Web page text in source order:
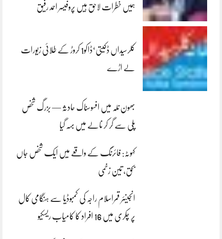
ہمیں خطرات لاحق ہیں پروفیسر احمد رفیق
کلرسیداں ڈکیتی‘ڈاکو1 کروڑ کے طلائی زیورات
لے اڑے
بھون نلہ میں افسوسناک حادثہ — بزرگ شخص
پلی سے گر کر نالے میں بہہ گیا
کہوٹہ: فائرنگ کے واقعے میں ایک شخص جاں
بحق، تین زخمی
انجینئر قمراسلام راجہ کی کمبوڈیا سے ہنگامی کال
پر چکری میں 16 افراد کا کامیاب ریسکیو